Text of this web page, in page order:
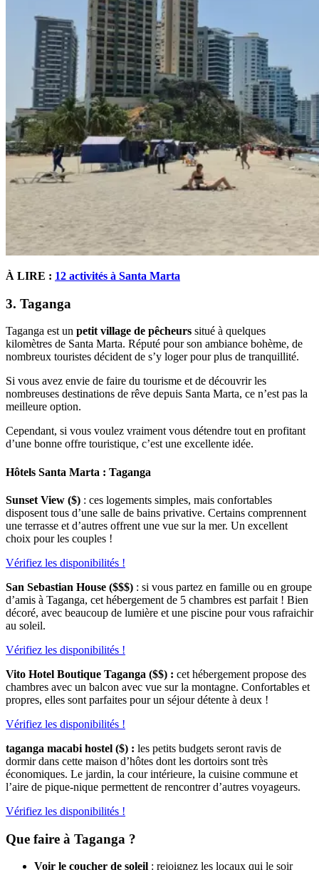
À LIRE : 12 activités à Santa Marta
3. Taganga
Taganga est un petit village de pêcheurs situé à quelques
kilomètres de Santa Marta. Réputé pour son ambiance bohème, de
nombreux touristes décident de s’y loger pour plus de tranquillité.
Si vous avez envie de faire du tourisme et de découvrir les
nombreuses destinations de rêve depuis Santa Marta, ce n’est pas la
meilleure option.
Cependant, si vous voulez vraiment vous détendre tout en profitant
d’une bonne offre touristique, c’est une excellente idée.
Hôtels Santa Marta : Taganga
Sunset View ($) : ces logements simples, mais confortables
disposent tous d’une salle de bains privative. Certains comprennent
une terrasse et d’autres offrent une vue sur la mer. Un excellent
choix pour les couples !
Vérifiez les disponibilités !
San Sebastian House ($$$) : si vous partez en famille ou en groupe
d’amis à Taganga, cet hébergement de 5 chambres est parfait ! Bien
décoré, avec beaucoup de lumière et une piscine pour vous rafraichir
au soleil.
Vérifiez les disponibilités !
Vito Hotel Boutique Taganga ($$) : cet hébergement propose des
chambres avec un balcon avec vue sur la montagne. Confortables et
propres, elles sont parfaites pour un séjour détente à deux !
Vérifiez les disponibilités !
taganga macabi hostel ($) : les petits budgets seront ravis de
dormir dans cette maison d’hôtes dont les dortoirs sont très
économiques. Le jardin, la cour intérieure, la cuisine commune et
l’aire de pique-nique permettent de rencontrer d’autres voyageurs.
Vérifiez les disponibilités !
Que faire à Taganga ?
Voir le coucher de soleil : rejoignez les locaux qui le soir